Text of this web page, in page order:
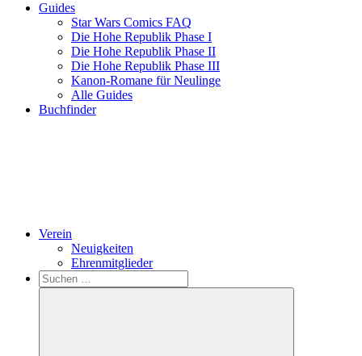
Guides
Star Wars Comics FAQ
Die Hohe Republik Phase I
Die Hohe Republik Phase II
Die Hohe Republik Phase III
Kanon-Romane für Neulinge
Alle Guides
Buchfinder
Verein
Neuigkeiten
Ehrenmitglieder
Search
Suchen
nach: